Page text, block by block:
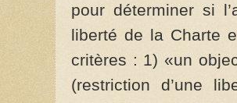
pour déterminer si
liberté de la Charte
critères : 1) «un
(restriction d’une